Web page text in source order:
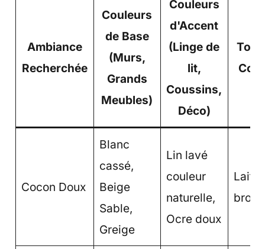
Ambiance
Recherchée
Couleurs
de Base
(Murs,
Grands
Meubles)
Couleurs
d'Accent
(Linge de
lit,
Coussins,
Déco)
Cocon Doux
Blanc
cassé,
Beige
Sable,
Greige
Lin lavé
couleur
naturelle,
Ocre doux